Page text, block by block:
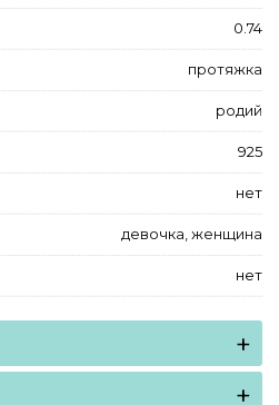
0.74
протяжка
родий
925
нет
девочка, женщина
нет